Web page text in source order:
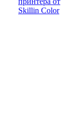
Skillin Color